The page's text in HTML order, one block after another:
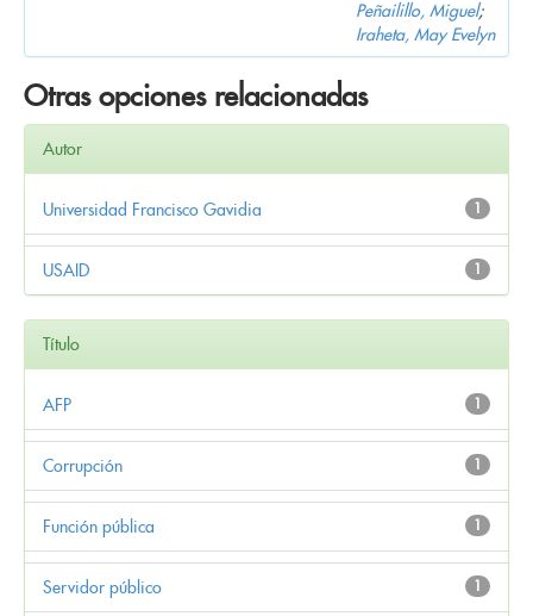
Peñailillo, Miguel;
Iraheta, May Evelyn
Otras opciones relacionadas
Autor
1
Universidad Francisco Gavidia
1
USAID
Título
1
AFP
1
Corrupción
1
Función pública
1
Servidor público